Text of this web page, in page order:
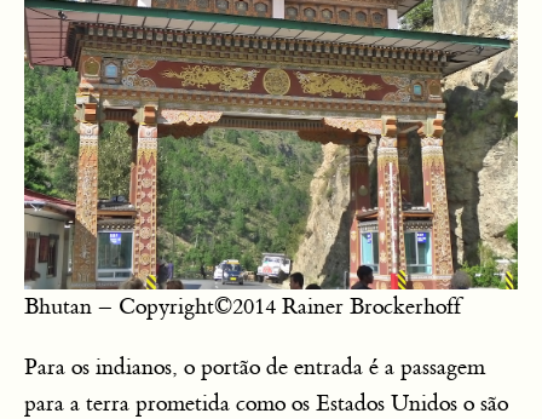
Bhutan – Copyright©2014 Rainer Brockerhoff
Para os indianos, o portão de entrada é a passagem
para a terra prometida como os Estados Unidos o são